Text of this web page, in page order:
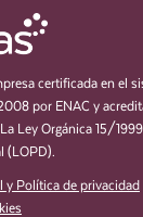
certificada en el
por ENAC y
Ley Orgánica 15/
(LOPD).
y Política de privacidad